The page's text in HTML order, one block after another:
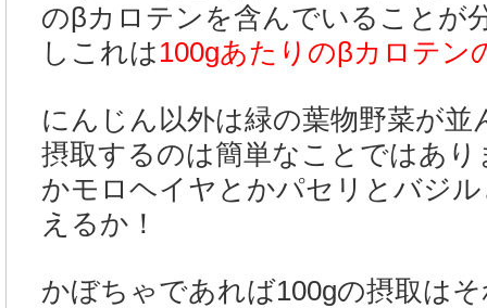
のβカロテンを含んでいることが
しこれは100gあたりのβカロテン
にんじん以外は緑の葉物野菜が並
摂取するのは簡単なことではあ
かモロヘイヤとかパセリとバジ
えるか！
かぼちゃであれば100gの摂取は